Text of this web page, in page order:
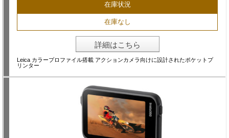
在庫状況
在庫なし
詳細はこちら
Leica カラープロファイル搭載 アクションカメラ向けに設計されたポケットプ
リンター